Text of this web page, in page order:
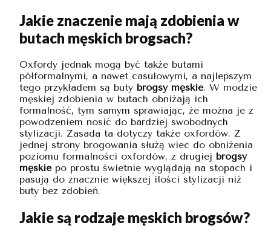
Jakie znaczenie mają zdobienia w
butach męskich brogsach?
Oxfordy jednak mogą być także butami
półformalnymi, a nawet casulowymi, a najlepszym
tego przykładem są buty brogsy męskie. W modzie
męskiej zdobienia w butach obniżają ich
formalność, tym samym sprawiając, że można je z
powodzeniem nosić do bardziej swobodnych
stylizacji. Zasada ta dotyczy także oxfordów. Z
jednej strony brogowania służą wiec do obniżenia
poziomu formalności oxfordów, z drugiej brogsy
męskiepo prostu świetnie wyglądają na stopach i
pasują do znacznie większej ilości stylizacji niż
buty bez zdobień.
Jakie są rodzaje męskich brogsów?